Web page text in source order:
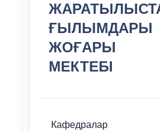
ҒЫЛЫМДАРЫ
ЖОҒАРЫ
МЕКТЕБІ
Кафедралар